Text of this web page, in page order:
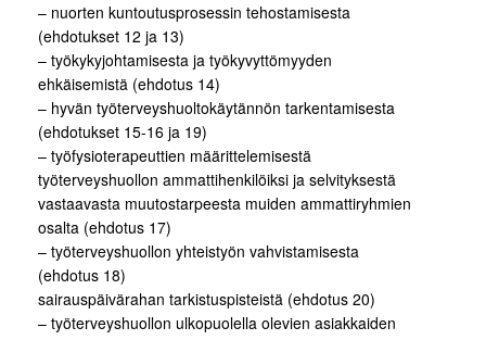
– nuorten kuntoutusprosessin tehostamisesta
(ehdotukset 12 ja 13)
– työkykyjohtamisesta ja työkyvyttömyyden
ehkäisemistä (ehdotus 14)
– hyvän työterveyshuoltokäytännön tarkentamisesta
(ehdotukset 15-16 ja 19)
– työfysioterapeuttien määrittelemisestä
työterveyshuollon ammattihenkilöiksi ja selvityksestä
vastaavasta muutostarpeesta muiden ammattiryhmien
osalta (ehdotus 17)
– työterveyshuollon yhteistyön vahvistamisesta
(ehdotus 18)
sairauspäivärahan tarkistuspisteistä (ehdotus 20)
– työterveyshuollon ulkopuolella olevien asiakkaiden